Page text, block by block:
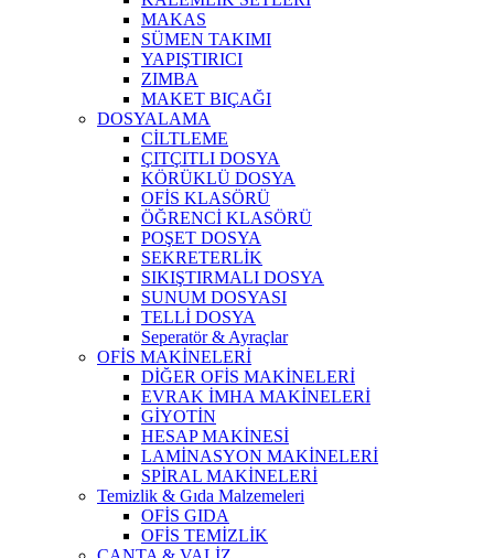
MAKAS
SÜMEN TAKIMI
YAPIŞTIRICI
ZIMBA
MAKET BIÇAĞI
DOSYALAMA
CİLTLEME
ÇITÇITLI DOSYA
KÖRÜKLÜ DOSYA
OFİS KLASÖRÜ
ÖĞRENCİ KLASÖRÜ
POŞET DOSYA
SEKRETERLİK
SIKIŞTIRMALI DOSYA
SUNUM DOSYASI
TELLİ DOSYA
Seperatör & Ayraçlar
OFİS MAKİNELERİ
DİĞER OFİS MAKİNELERİ
EVRAK İMHA MAKİNELERİ
GİYOTİN
HESAP MAKİNESİ
LAMİNASYON MAKİNELERİ
SPİRAL MAKİNELERİ
Temizlik & Gıda Malzemeleri
OFİS GIDA
OFİS TEMİZLİK